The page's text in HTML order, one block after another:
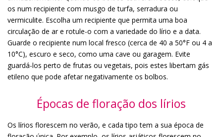
os num recipiente com musgo de turfa, serradura ou
vermiculite. Escolha um recipiente que permita uma boa
circulação de ar e rotule-o com a variedade do lírio e a data.
Guarde o recipiente num local fresco (cerca de 40 a 50°F ou 4 a
10°C), escuro e seco, como uma cave ou garagem. Evite
guardá-los perto de frutas ou vegetais, pois estes libertam gás
etileno que pode afetar negativamente os bolbos.
Épocas de floração dos lírios
Os lírios florescem no verão, e cada tipo tem a sua época de